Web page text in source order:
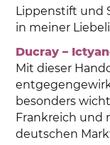
Lippenstift und
in meiner
Ducray –
Mit dieser
besonders
Frankreich und
deutschen